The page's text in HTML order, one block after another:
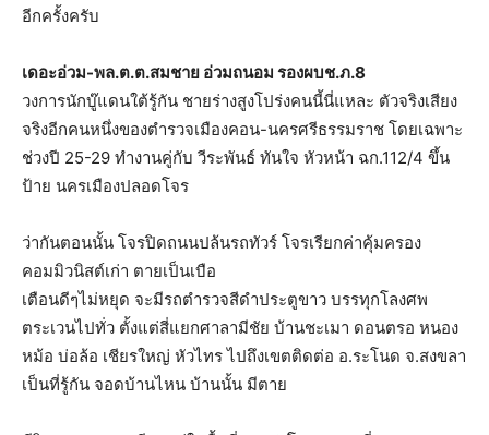
อีกครั้งครับ
เดอะอ่วม-พล.ต.ต.สมชาย อ่วมถนอม รองผบช.ภ.8
วงการนักบู๊แดนใต้รู้กัน ชายร่างสูงโปร่งคนนี้นี่แหละ ตัวจริงเสียง
จริงอีกคนหนึ่งของตำรวจเมืองคอน-นครศรีธรรมราช โดยเฉพาะ
ช่วงปี 25-29 ทำงานคู่กับ วีระพันธ์ ทันใจ หัวหน้า ฉก.112/4 ขึ้น
ป้าย นครเมืองปลอดโจร
ว่ากันตอนนั้น โจรปิดถนนปล้นรถทัวร์ โจรเรียกค่าคุ้มครอง
คอมมิวนิสต์เก่า ตายเป็นเบือ
เตือนดีๆไม่หยุด จะมีรถตำรวจสีดำประตูขาว บรรทุกโลงศพ
ตระเวนไปทั่ว ตั้งแต่สี่แยกศาลามีชัย บ้านชะเมา ดอนตรอ หนอง
หม้อ บ่อล้อ เชียรใหญ่ หัวไทร ไปถึงเขตติดต่อ อ.ระโนด จ.สงขลา
เป็นที่รู้กัน จอดบ้านไหน บ้านนั้น มีตาย